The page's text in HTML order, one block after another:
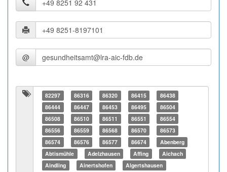
@
82297 86316 86320 86415
86438
86444
86447 86453 86495
86504
86508
86510 86511 86551
86554
86556
86559 86568 86570
86573
86574
86576 86577 86674
Abenberg
Abtismühle
Adelzhausen Affing
Aichach
Aindling
Ainertshofen Algertshausen